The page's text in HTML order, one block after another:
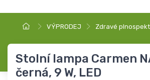
VÝPRODEJ Zdravé
Stolní lampa Carmen
černá, 9 W, LED